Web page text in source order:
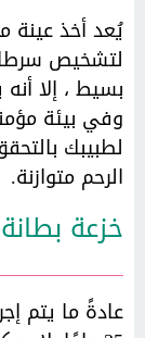
يُعد أخذ عينة
لتشخيص
بسيط ، إلا
وفي بيئة
لطبيبك
الرحم متوازنة.
خزعة
عادةً ما يتم